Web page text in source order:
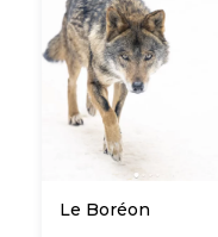
Le Boréon